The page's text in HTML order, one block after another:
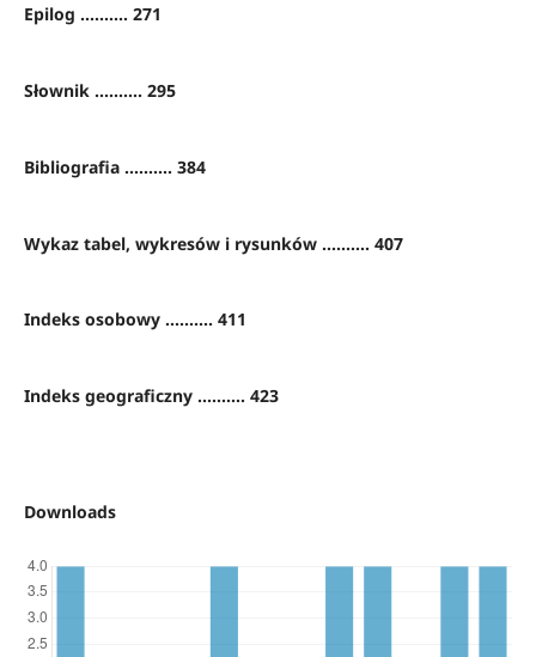
Epilog .......... 271
Słownik .......... 295
Bibliografia .......... 384
Wykaz tabel, wykresów i rysunków .......... 407
Indeks osobowy .......... 411
Indeks geograficzny .......... 423
Downloads